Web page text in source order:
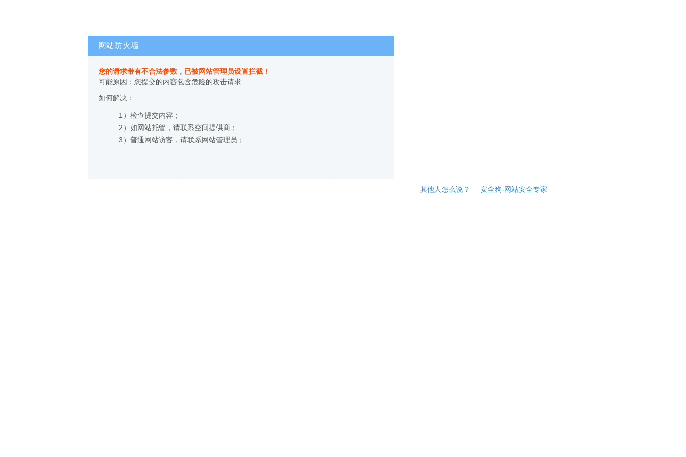
网站防火墙
您的请求带有不合法参数，已被网站管理员设置拦截！
可能原因：您提交的内容包含危险的攻击请求
如何解决：
1）检查提交内容；
2）如网站托管，请联系空间提供商；
3）普通网站访客，请联系网站管理员；
其他人怎么说？ 安全狗-网站安全专家